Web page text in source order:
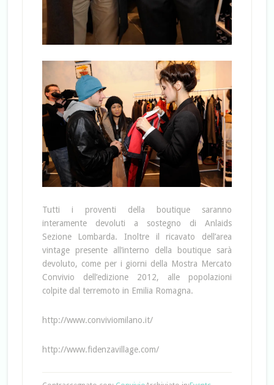
Tutti i proventi della boutique saranno
interamente devoluti a sostegno di Anlaids
Sezione Lombarda. Inoltre il ricavato dell’area
vintage presente all’interno della boutique sarà
devoluto, come per i giorni della Mostra Mercato
Convivio dell’edizione 2012, alle popolazioni
colpite dal terremoto in Emilia Romagna.
http://www.conviviomilano.it/
http://www.fidenzavillage.com/